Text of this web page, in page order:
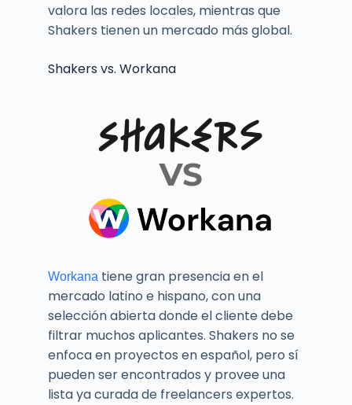
valora las redes locales, mientras que
Shakers tienen un mercado más global.
Shakers vs. Workana
Workanatiene gran presencia en el
mercado latino e hispano, con una
selección abierta donde el cliente debe
filtrar muchos aplicantes. Shakers no se
enfoca en proyectos en español, pero sí
pueden ser encontrados y provee una
lista ya curada de freelancers expertos.